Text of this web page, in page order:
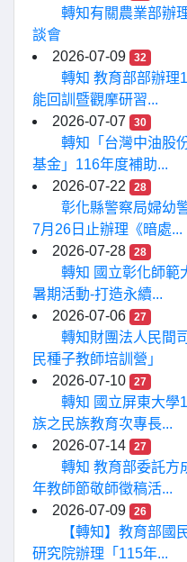
轉知有關農業部辦
談會
2026-07-09
32
轉知 教育部部辦理
能回訓暨觀摩研習...
2026-07-07
30
轉知「台灣中油股
基金」116年度補助...
2026-07-22
28
彰化縣警察局婦幼
7月26日止辦理《暗處...
2026-07-28
28
轉知 國立彰化師範
暑期活動-打造永續...
2026-07-06
27
轉知財團法人民間
民種子教師培訓營」
2026-07-10
27
轉知 國立屏東大學
族之民族教育次專長...
2026-07-14
27
轉知 教育部委託方
年教師節敬師徵稿活...
2026-07-09
26
【轉知】教育部國
研究院辦理「115年...